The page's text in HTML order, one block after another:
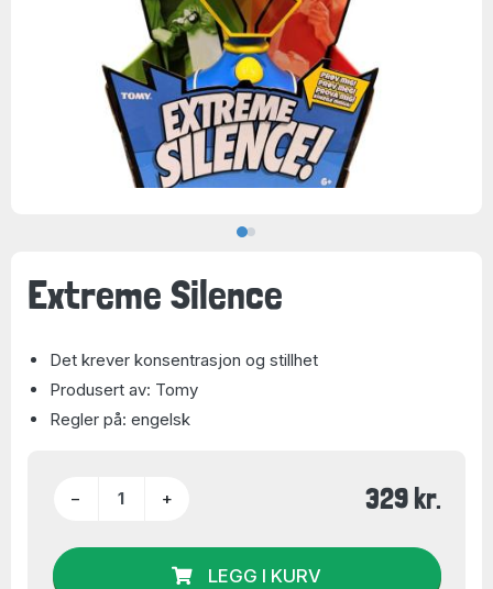
Extreme Silence
Det krever konsentrasjon og stillhet
Produsert av: Tomy
Regler på: engelsk
− + 329 kr.
LEGG I KURV